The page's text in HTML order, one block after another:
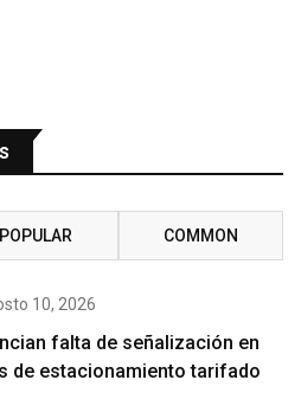
POPULAR COMMON
10, 2026
falta de señalización en
de estacionamiento tarifado